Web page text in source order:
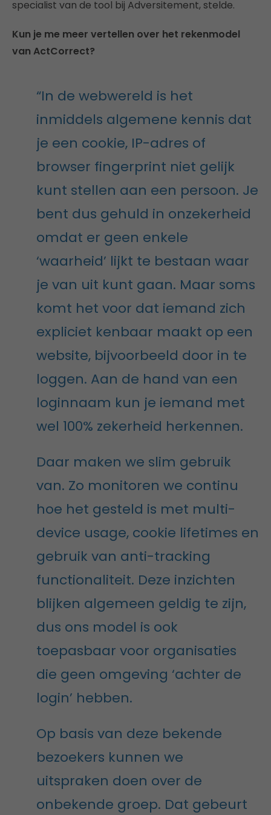
specialist van de tool bij Adversitement, stelde.
Kun je me meer vertellen over het rekenmodel
van ActCorrect?
“In de webwereld is het
inmiddels algemene kennis dat
je een cookie, IP-adres of
browser fingerprint niet gelijk
kunt stellen aan een persoon. Je
bent dus gehuld in onzekerheid
omdat er geen enkele
‘waarheid’ lijkt te bestaan waar
je van uit kunt gaan. Maar soms
komt het voor dat iemand zich
expliciet kenbaar maakt op een
website, bijvoorbeeld door in te
loggen. Aan de hand van een
loginnaam kun je iemand met
wel 100% zekerheid herkennen.
Daar maken we slim gebruik
van. Zo monitoren we continu
hoe het gesteld is met multi-
device usage, cookie lifetimes en
gebruik van anti-tracking
functionaliteit. Deze inzichten
blijken algemeen geldig te zijn,
dus ons model is ook
toepasbaar voor organisaties
die geen omgeving ‘achter de
login’ hebben.
Op basis van deze bekende
bezoekers kunnen we
uitspraken doen over de
onbekende groep. Dat gebeurt